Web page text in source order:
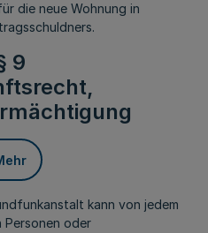
die neue Wohnung in
9
kann von jedem
Personen oder